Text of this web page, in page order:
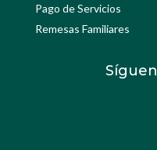
Pago de Servicios
Remesas Familiares